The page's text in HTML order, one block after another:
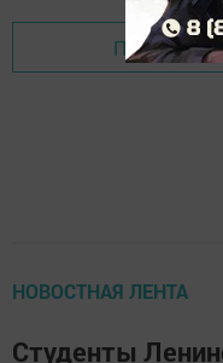
Перейти на
НОВОСТНАЯ ЛЕНТА
Студенты